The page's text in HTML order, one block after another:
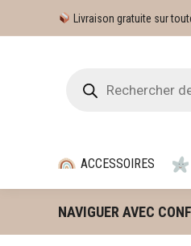
Livraison gratuite sur
ACCESSOIRES
NAVIGUER AVEC